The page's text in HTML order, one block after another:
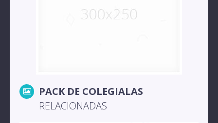
PACK DE COLEGIALAS
RELACIONADAS